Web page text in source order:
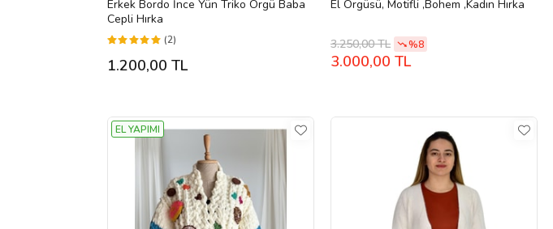
Erkek Bordo İnce Yün Triko Örgü Baba
Cepli Hırka
(2)
1.200,00 TL
El Örgüsü, Motifli ,Bohem ,Kadın Hırka
3.250,00 TL %8
3.000,00 TL
EL YAPIMI